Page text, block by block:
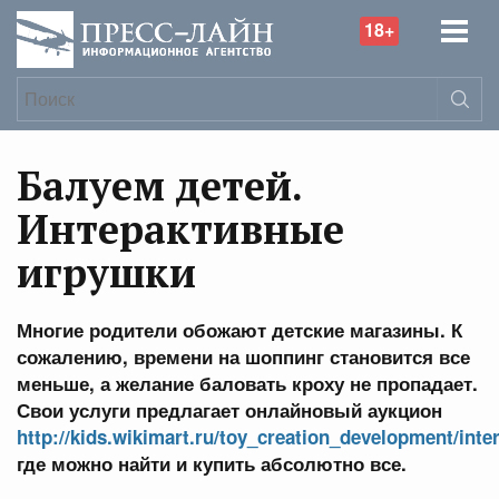
18+
Балуем детей.
Интерактивные
игрушки
Многие родители обожают детские магазины. К
сожалению, времени на шоппинг становится все
меньше, а желание баловать кроху не пропадает.
Свои услуги предлагает онлайновый аукцион
http://kids.wikimart.ru/toy_creation_development/
где можно найти и купить абсолютно все.